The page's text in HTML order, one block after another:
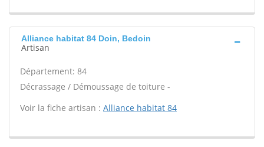
Alliance habitat 84 Doin, Bedoin
Artisan
Département: 84
Décrassage / Démoussage de toiture -
Voir la fiche artisan : Alliance habitat 84